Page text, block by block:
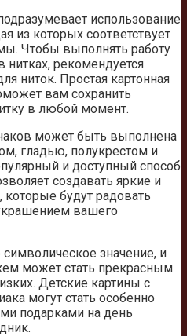
использование
из которых соответствует
Чтобы выполнять работу
нитках, рекомендуется
ниток. Простая картонная
вам сохранить
в любой момент.
может быть выполнена
гладью, полукрестом и
и доступный способ
создавать яркие и
будут радовать
вашего
значение, и
может стать прекрасным
Детские картины с
могут стать особенно
подарками на день